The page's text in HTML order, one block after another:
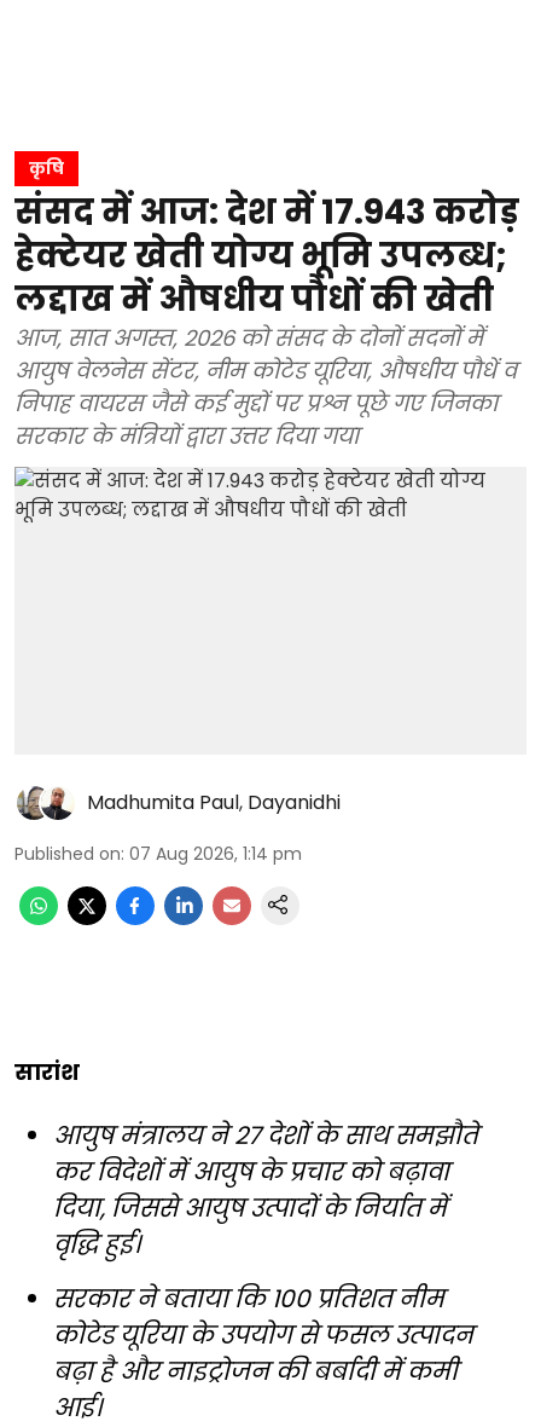
कृषि
संसद में आज: देश में 17.943 करोड़
हेक्टेयर खेती योग्य भूमि उपलब्ध;
लद्दाख में औषधीय पौधों की खेती
आज, सात अगस्त, 2026 को संसद के दोनों सदनों में
आयुष वेलनेस सेंटर, नीम कोटेड यूरिया, औषधीय पौधें व
निपाह वायरस जैसे कई मुद्दों पर प्रश्न पूछे गए जिनका
सरकार के मंत्रियों द्वारा उत्तर दिया गया
Madhumita Paul, Dayanidhi
Published on: 07 Aug 2026, 1:14 pm
सारांश
आयुष मंत्रालय ने 27 देशों के साथ समझौते
कर विदेशों में आयुष के प्रचार को बढ़ावा
दिया, जिससे आयुष उत्पादों के निर्यात में
वृद्धि हुई।
सरकार ने बताया कि 100 प्रतिशत नीम
कोटेड यूरिया के उपयोग से फसल उत्पादन
बढ़ा है और नाइट्रोजन की बर्बादी में कमी
आई।